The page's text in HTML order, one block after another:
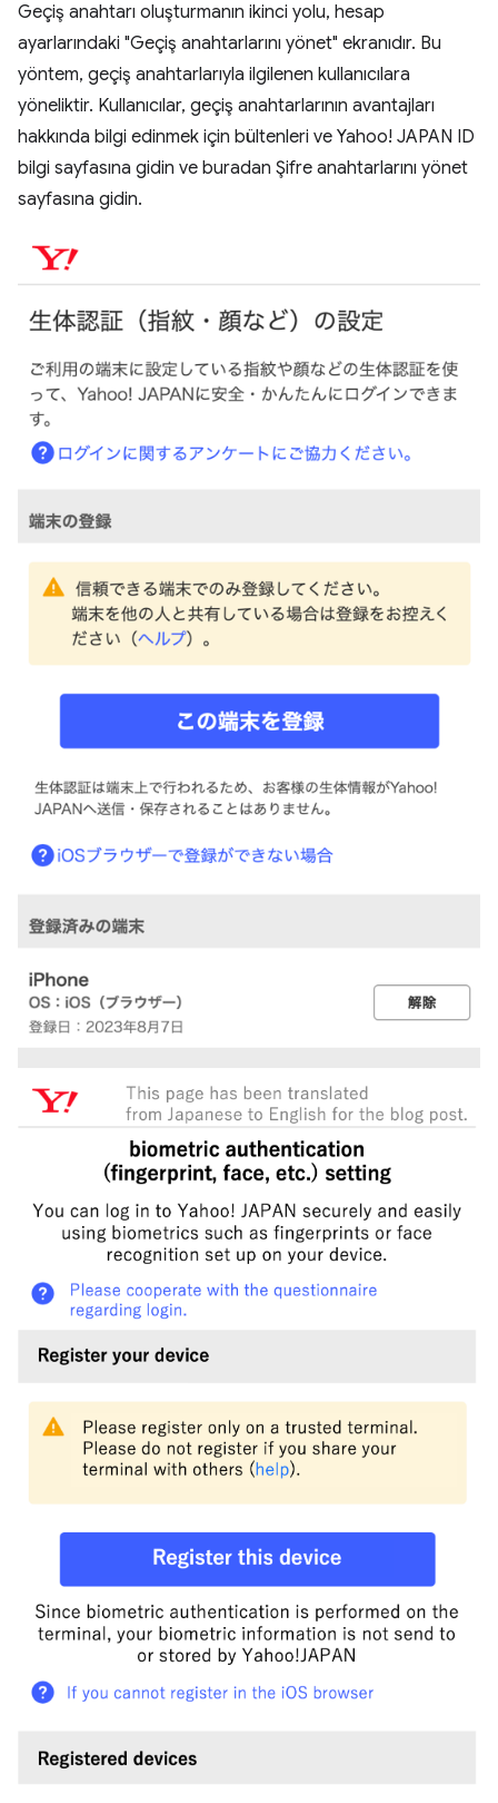
Geçiş anahtarı oluşturmanın ikinci yolu, hesap
ayarlarındaki "Geçiş anahtarlarını yönet" ekranıdır. Bu
yöntem, geçiş anahtarlarıyla ilgilenen kullanıcılara
yöneliktir. Kullanıcılar, geçiş anahtarlarının avantajları
hakkında bilgi edinmek için bültenleri ve Yahoo! JAPAN ID
bilgi sayfasına gidin ve buradan Şifre anahtarlarını yönet
sayfasına gidin.